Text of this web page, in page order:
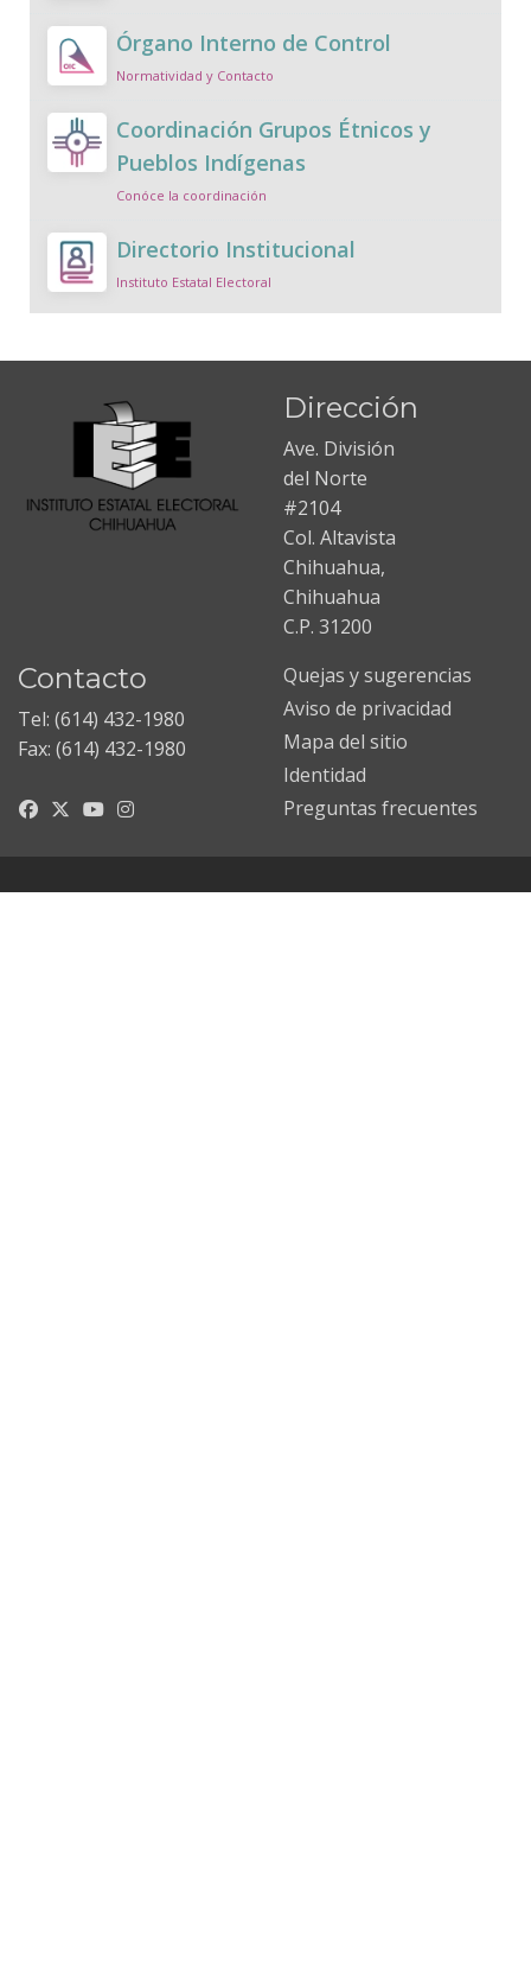
Órgano Interno de Control
Normatividad y Contacto
Coordinación Grupos Étnicos y
Pueblos Indígenas
Conóce la coordinación
Directorio Institucional
Instituto Estatal Electoral
Dirección
Ave. División
del Norte
#2104
Col. Altavista
Chihuahua,
Chihuahua
C.P. 31200
Contacto
Tel: (614) 432-1980
Fax: (614) 432-1980
Quejas y sugerencias
Aviso de privacidad
Mapa del sitio
Identidad
Preguntas frecuentes